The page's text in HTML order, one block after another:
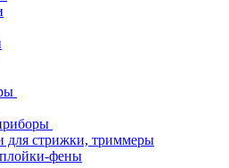
стрижки, триммеры
фены